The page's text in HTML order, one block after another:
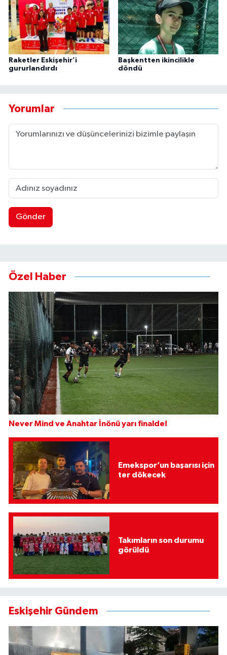
Raketler Eskişehir’i
gururlandırdı
Başkentten ikincilikle
döndü
Yorumlar
Gönder
Özel Haber
Never Mind ve Anahtar İnönü yarı finalde!
Emekspor’un başarısı için
ter dökecek
Takımların son durumu
görüldü
Eskişehir Gündem